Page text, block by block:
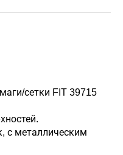
сетки FIT 39715
с металлическим